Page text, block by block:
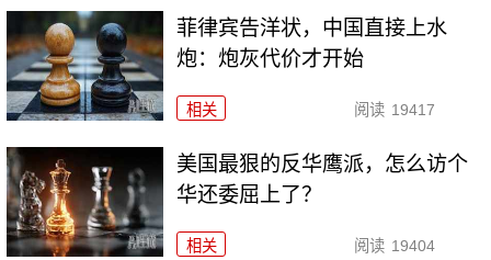
菲律宾告洋状，中国直接上水
炮：炮灰代价才开始
相关 阅读 19417
美国最狠的反华鹰派，怎么访个
华还委屈上了？
相关 阅读 19404